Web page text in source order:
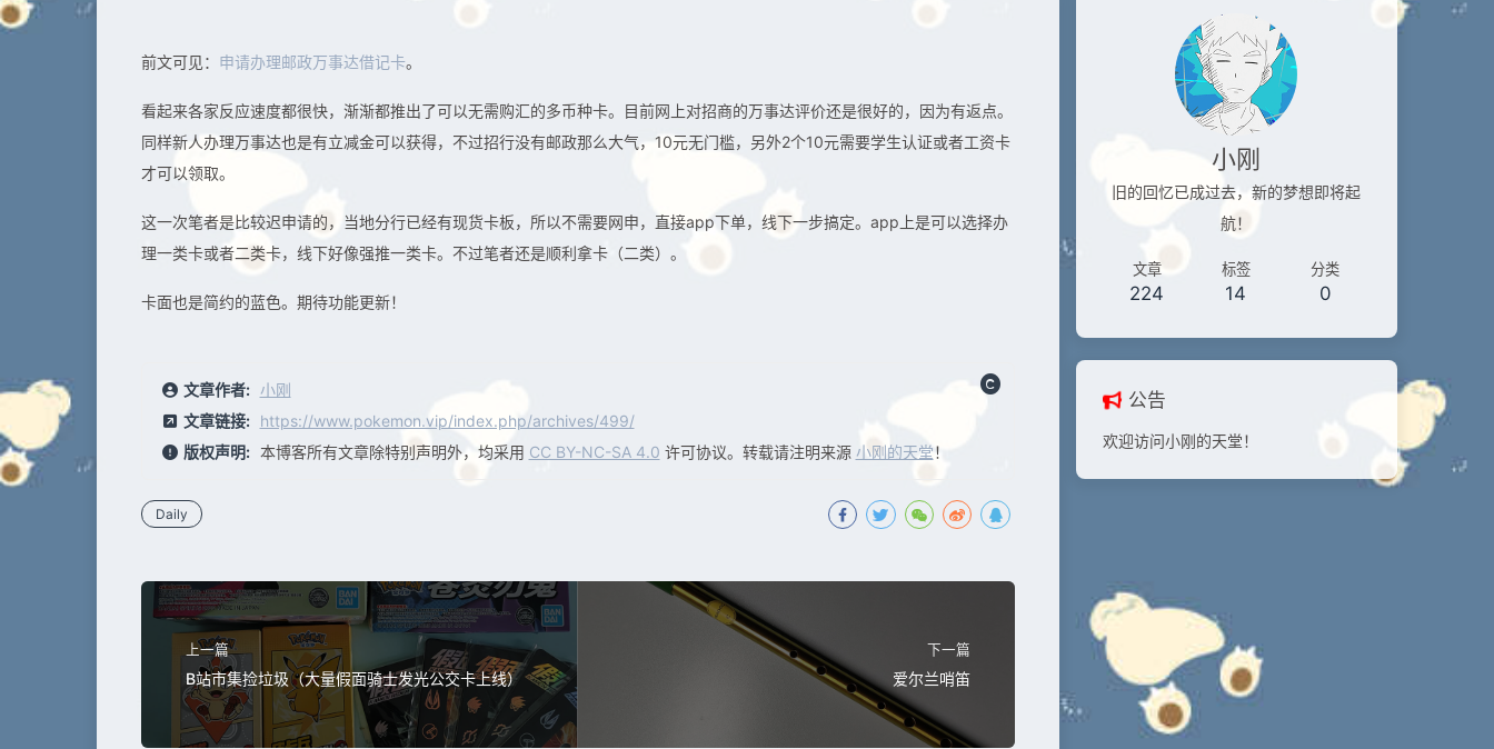
前文可见： 申请办理邮政万事达借记卡。
看起来各家反应速度都很快，渐渐都推出了可以无需购汇的多币种卡。目前网上对招商的万事达评价还是很好的，因为有返点。
同样新人办理万事达也是有立减金可以获得，不过招行没有邮政那么大气，10元无门槛，另外2个10元需要学生认证或者工资卡
才可以领取。
这一次笔者是比较迟申请的，当地分行已经有现货卡板，所以不需要网申，直接app下单，线下一步搞定。app上是可以选择办
理一类卡或者二类卡，线下好像强推一类卡。不过笔者还是顺利拿卡（二类）。
卡面也是简约的蓝色。期待功能更新！
文章作者: 小刚
文章链接: https://www.pokemon.vip/index.php/archives/499/
版权声明: 本博客所有文章除特别声明外，均采用 CC BY-NC-SA 4.0 许可协议。转载请注明来源 小刚的天堂！
Daily
上一篇
B站市集捡垃圾（大量假面骑士发光公交卡上线）
下一篇
爱尔兰哨笛
小刚
旧的回忆已成过去，新的梦想即将起
航！
文章
224
标签
14
分类
0
公告
欢迎访问小刚的天堂！